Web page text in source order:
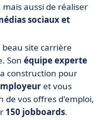
aussi de réaliser
sociaux et
beau site carrière
Son équipe experte
construction pour
et vous
de vos offres d'emploi,
150 jobboards.